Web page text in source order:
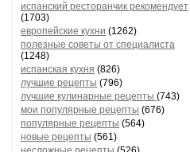
испанский ресторанчик рекомендует
(1703)
европейские кухни (1262)
полезные советы от специалиста
(1248)
испанская кухня (826)
лучшие рецепты (796)
лучшие кулинарные рецепты (743)
мои популярные рецепты (676)
популярные рецепты (564)
новые рецепты (561)